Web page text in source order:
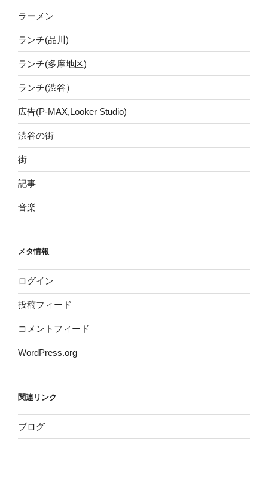
ラーメン
ランチ(品川)
ランチ(多摩地区)
ランチ(渋谷）
広告(P-MAX,Looker Studio)
渋谷の街
街
記事
音楽
メタ情報
ログイン
投稿フィード
コメントフィード
WordPress.org
関連リンク
ブログ